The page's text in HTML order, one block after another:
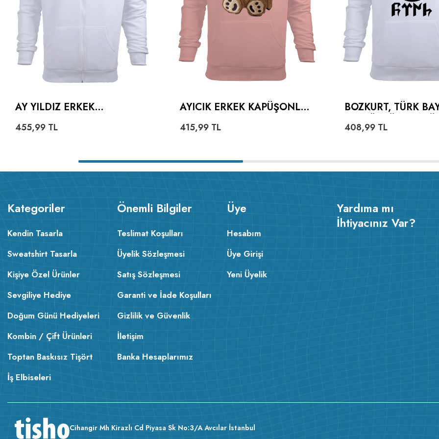
AY YILDIZ ERKEK
455,99 TL
AYICIK ERKEK KAPÜŞONLU
415,99 TL
BOZKURT, TÜRK
YAZILI ERKEK
408,99 TL
Kategoriler
Kendin Tasarla
Sweatshirt Tasarla
Kişiye Özel Ürünler
Sevgiliye Hediye
Doğum Günü Hediyeleri
Kombin / Çift Ürünleri
Toptan Baskısız Tişört
İş Elbiseleri
Önemli Bilgiler
Teslimat Koşulları
Üyelik Sözleşmesi
Satış Sözleşmesi
Garanti ve İade Koşulları
Gizlilik ve Güvenlik
İletişim
Banka Hesaplarımız
Üye
Hesabım
Üye Girişi
Yeni Üyelik
Yardıma mı
İhtiyacınız Var?
Cihangir Mh Kirazlı Cd Piyasa Sk No:3/A Avcılar İstanbul